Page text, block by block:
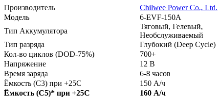
Производитель
Chilwee Power Co., Ltd.
Модель
6-EVF-150A
Тип Аккумулятора
Тяговый, Гелевый,
Необслуживаемый
Тип разряда
Глубокий (Deep Cycle)
Кол-во циклов (DOD-75%)
700+
Напряжение
12 В
Время заряда
6-8 часов
Ёмкость (С3) при +25С
150 А/ч
Ёмкость (С5)* при +25С
160 А/ч